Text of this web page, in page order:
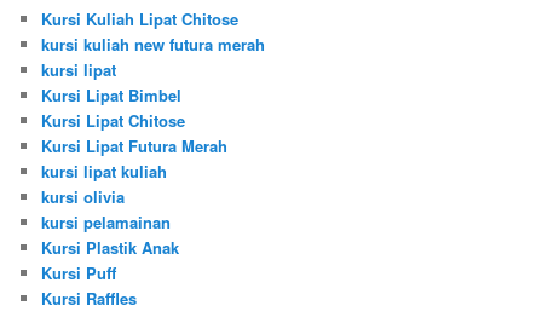
Kursi Kuliah Lipat Chitose
kursi kuliah new futura merah
kursi lipat
Kursi Lipat Bimbel
Kursi Lipat Chitose
Kursi Lipat Futura Merah
kursi lipat kuliah
kursi olivia
kursi pelamainan
Kursi Plastik Anak
Kursi Puff
Kursi Raffles